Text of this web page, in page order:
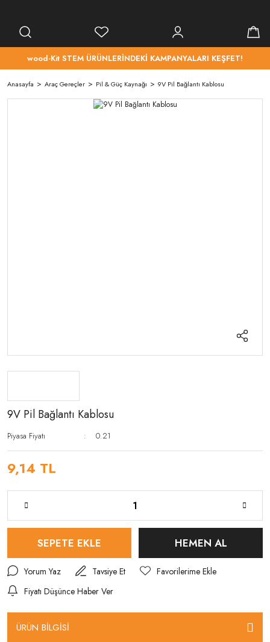
wood-Kit STEM ÜRÜNLERİNDEKİ KAMPANYALARI KEŞFET!
Anasayfa Araç Gereçler Pil & Güç Kaynağı 9V Pil Bağlantı Kablosu
9V Pil Bağlantı Kablosu
Piyasa Fiyatı 0.21
9,14 TL
SEPETE EKLE HEMEN AL
Yorum Yaz
Tavsiye Et
Fiyatı Düşünce Haber Ver
ÜRÜN BİLGİSİ